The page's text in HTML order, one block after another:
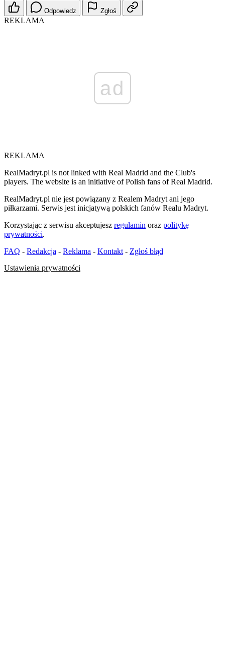
Odpowiedz Zgłoś
REKLAMA
ad
REKLAMA
RealMadryt.pl is not linked with Real Madrid and the Club's
players. The website is an initiative of Polish fans of Real Madrid.
RealMadryt.pl nie jest powiązany z Realem Madryt ani jego
piłkarzami. Serwis jest inicjatywą polskich fanów Realu Madryt.
Korzystając z serwisu akceptujesz regulamin oraz politykę
prywatności.
FAQ - Redakcja - Reklama - Kontakt - Zgłoś błąd
Ustawienia prywatności